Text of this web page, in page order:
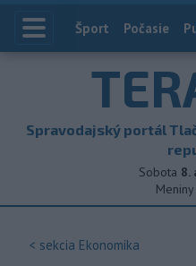
Index
Šport Počasie
Spravodajský portál
Sobota 8.
Meniny
< sekcia Ekonomika